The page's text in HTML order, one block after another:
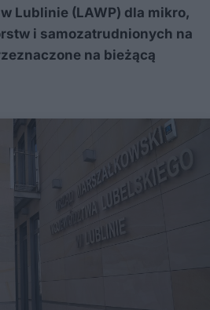
Lublinie (LAWP) dla mikro,
i samozatrudnionych na
na bieżącą